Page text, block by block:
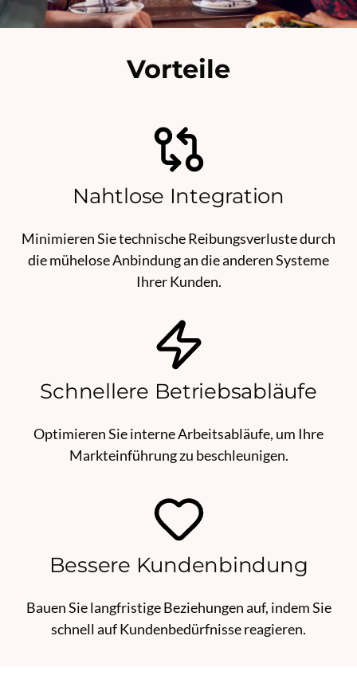
Vorteile
Nahtlose Integration
Minimieren Sie technische Reibungsverluste durch
die mühelose Anbindung an die anderen Systeme
Ihrer Kunden.
Schnellere Betriebsabläufe
Optimieren Sie interne Arbeitsabläufe, um Ihre
Markteinführung zu beschleunigen.
Bessere Kundenbindung
Bauen Sie langfristige Beziehungen auf, indem Sie
schnell auf Kundenbedürfnisse reagieren.